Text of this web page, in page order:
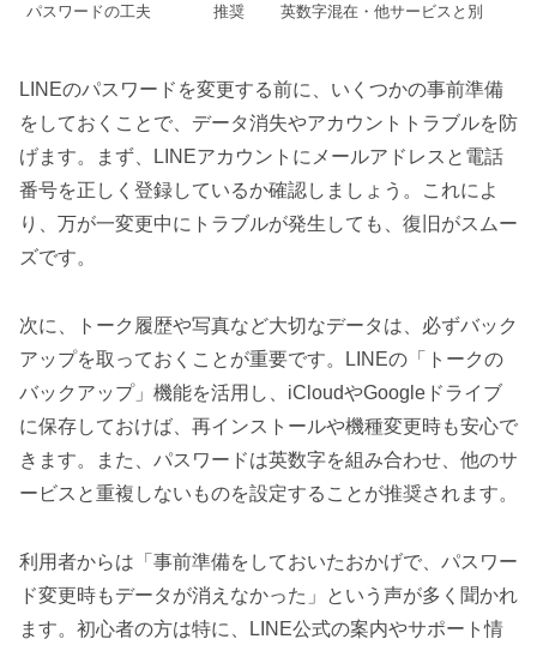
パスワードの工夫 推奨 英数字混在・他サービスと別
LINEのパスワードを変更する前に、いくつかの事前準備
をしておくことで、データ消失やアカウントトラブルを防
げます。まず、LINEアカウントにメールアドレスと電話
番号を正しく登録しているか確認しましょう。これによ
り、万が一変更中にトラブルが発生しても、復旧がスムー
ズです。
次に、トーク履歴や写真など大切なデータは、必ずバック
アップを取っておくことが重要です。LINEの「トークの
バックアップ」機能を活用し、iCloudやGoogleドライブ
に保存しておけば、再インストールや機種変更時も安心で
きます。また、パスワードは英数字を組み合わせ、他のサ
ービスと重複しないものを設定することが推奨されます。
利用者からは「事前準備をしておいたおかげで、パスワー
ド変更時もデータが消えなかった」という声が多く聞かれ
ます。初心者の方は特に、LINE公式の案内やサポート情